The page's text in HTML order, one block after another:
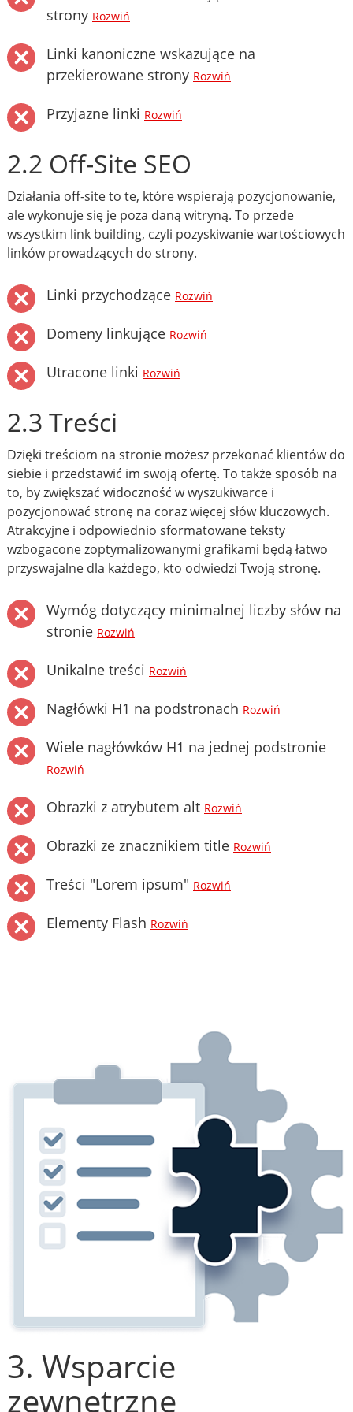
strony Rozwiń
Linki kanoniczne wskazujące na
przekierowane strony Rozwiń
Przyjazne linki Rozwiń
2.2 Off-Site SEO
Działania off-site to te, które wspierają pozycjonowanie,
ale wykonuje się je poza daną witryną. To przede
wszystkim link building, czyli pozyskiwanie wartościowych
linków prowadzących do strony.
Linki przychodzące Rozwiń
Domeny linkujące Rozwiń
Utracone linki Rozwiń
2.3 Treści
Dzięki treściom na stronie możesz przekonać klientów do
siebie i przedstawić im swoją ofertę. To także sposób na
to, by zwiększać widoczność w wyszukiwarce i
pozycjonować stronę na coraz więcej słów kluczowych.
Atrakcyjne i odpowiednio sformatowane teksty
wzbogacone zoptymalizowanymi grafikami będą łatwo
przyswajalne dla każdego, kto odwiedzi Twoją stronę.
Wymóg dotyczący minimalnej liczby słów na
stronie Rozwiń
Unikalne treści Rozwiń
Nagłówki H1 na podstronach Rozwiń
Wiele nagłówków H1 na jednej podstronie
Rozwiń
Obrazki z atrybutem alt Rozwiń
Obrazki ze znacznikiem title Rozwiń
Treści "Lorem ipsum" Rozwiń
Elementy Flash Rozwiń
3. Wsparcie
zewnętrzne